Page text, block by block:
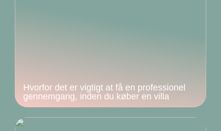
Hvorfor det er vigtigt at få en professionel
gennemgang, inden du køber en villa